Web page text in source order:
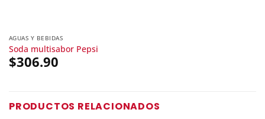
AGUAS Y BEBIDAS
Soda multisabor Pepsi
$306.90
PRODUCTOS RELACIONADOS